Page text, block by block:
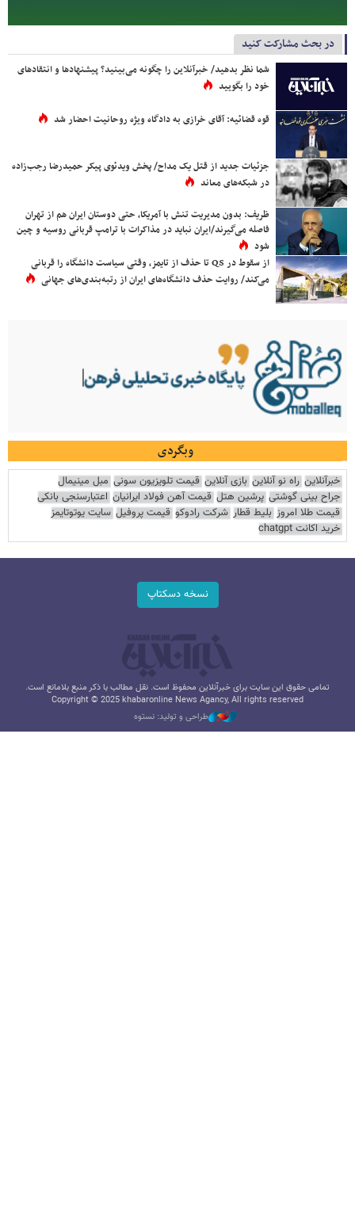
در بحث مشارکت کنید
شما نظر بدهید/ خبرآنلاین را چگونه می‌بینید؟ پیشنهادها و انتقادهای
خود را بگویید
قوه قضائیه: آقای خرازی به دادگاه ویژه روحانیت احضار شد
جزئیات جدید از قتل یک مداح/ پخش ویدئوی پیکر حمیدرضا رجب‌زاده
در شبکه‌های معاند
ظریف: بدون مدیریت تنش با آمریکا، حتی دوستان ایران هم از تهران
فاصله می‌گیرند/ایران نباید در مذاکرات با ترامپ قربانی روسیه و چین
شود
از سقوط در QS تا حذف از تایمز، وقتی سیاست دانشگاه را قربانی
می‌کند/ روایت حذف دانشگاه‌های ایران از رتبه‌بندی‌های جهانی
وبگردی
خبرآنلاین راه نو آنلاین بازی آنلاین قیمت تلویزیون سونی مبل مینیمال
جراح بینی گوشتی پرشین هتل قیمت آهن فولاد ایرانیان اعتبارسنجی بانکی
قیمت طلا امروز بلیط قطار شرکت رادوکو قیمت پروفیل سایت یوتوتایمز
خرید اکانت chatgpt
نسخه دسکتاپ
تمامی حقوق این سایت برای خبرآنلاین محفوظ است. نقل مطالب با ذکر منبع بلامانع است.
Copyright © 2025 khabaronline News Agancy, All rights reserved
طراحی و تولید: نستوه